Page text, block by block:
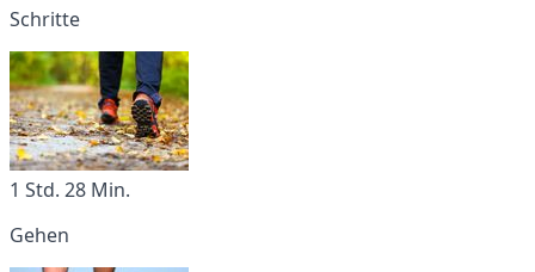
Schritte
1 Std. 28 Min.
Gehen